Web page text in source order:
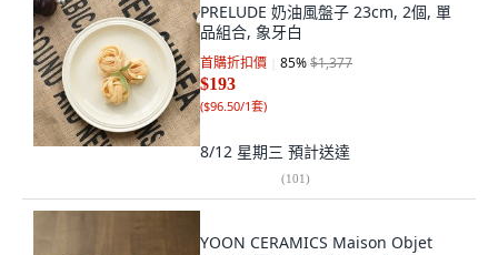
PRELUDE 奶油風盤子 23cm, 2個, 單
品組合, 象牙白
首購折扣價 85%$1,377
$193
($96.50/1套)
8/12 星期三 預計送達
(101)
YOON CERAMICS Maison Objet